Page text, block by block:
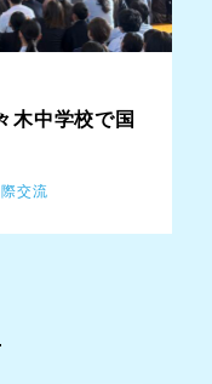
中学校で国
際交流